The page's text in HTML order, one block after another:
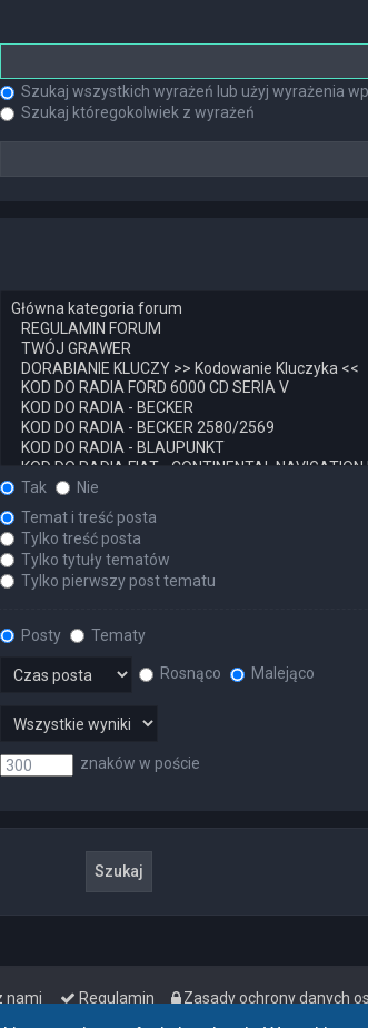
Szukaj wszystkich wyrażeń lub użyj wyrażenia
Szukaj któregokolwiek z wyrażeń
Tak
Nie
Temat i treść posta
Tylko treść posta
Tylko tytuły tematów
Tylko pierwszy post tematu
Posty
Tematy
Rosnąco Malejąco
znaków w poście
Zasady ochrony danych
Regulamin
nami